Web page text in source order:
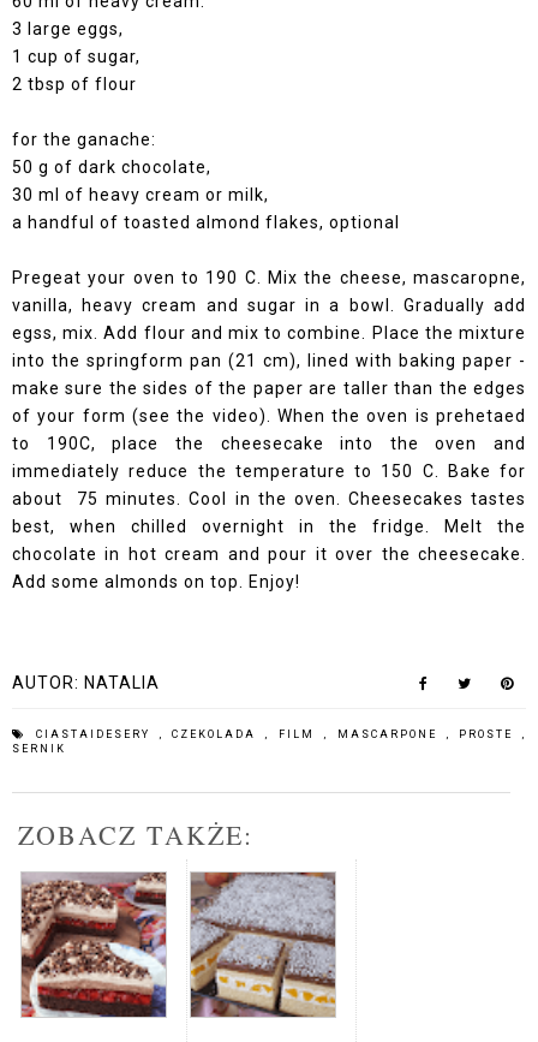
3 large eggs,
1 cup of sugar,
2 tbsp of flour
for the ganache:
50 g of dark chocolate,
30 ml of heavy cream or milk,
a handful of toasted almond flakes, optional
Pregeat your oven to 190 C. Mix the cheese, mascaropne,
vanilla, heavy cream and sugar in a bowl. Gradually add
egss, mix. Add flour and mix to combine. Place the mixture
into the springform pan (21 cm), lined with baking paper -
make sure the sides of the paper are taller than the edges
of your form (see the video). When the oven is prehetaed
to 190C, place the cheesecake into the oven and
immediately reduce the temperature to 150 C. Bake for
about 75 minutes. Cool in the oven. Cheesecakes tastes
best, when chilled overnight in the fridge. Melt the
chocolate in hot cream and pour it over the cheesecake.
Add some almonds on top. Enjoy!
AUTOR: NATALIA
CIASTAIDESERY ,CZEKOLADA FILM MASCARPONE PROSTE
SERNIK
ZOBACZ TAKŻE: